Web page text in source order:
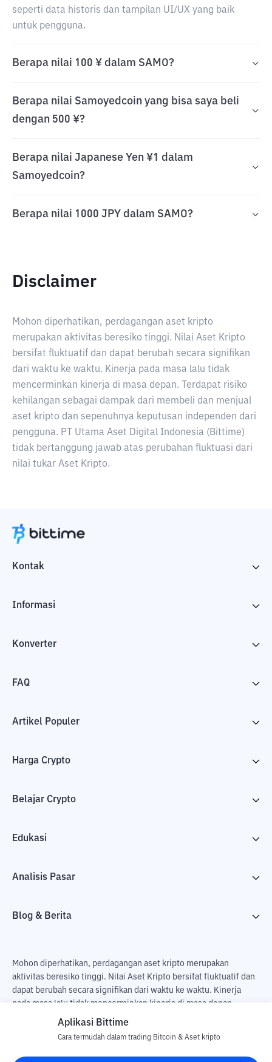
seperti data historis dan tampilan UI/UX yang baik
untuk pengguna.
Berapa nilai 100 ¥ dalam SAMO?
Berapa nilai Samoyedcoin yang bisa saya beli
dengan 500 ¥?
Berapa nilai Japanese Yen ¥1 dalam
Samoyedcoin?
Berapa nilai 1000 JPY dalam SAMO?
Disclaimer
Mohon diperhatikan, perdagangan aset kripto
merupakan aktivitas beresiko tinggi. Nilai Aset Kripto
bersifat fluktuatif dan dapat berubah secara signifikan
dari waktu ke waktu. Kinerja pada masa lalu tidak
mencerminkan kinerja di masa depan. Terdapat risiko
kehilangan sebagai dampak dari membeli dan menjual
aset kripto dan sepenuhnya keputusan independen dari
pengguna. PT Utama Aset Digital Indonesia (Bittime)
tidak bertanggung jawab atas perubahan fluktuasi dari
nilai tukar Aset Kripto.
Kontak
Informasi
Konverter
FAQ
Artikel Populer
Harga Crypto
Belajar Crypto
Edukasi
Analisis Pasar
Blog & Berita
Mohon diperhatikan, perdagangan aset kripto merupakan
aktivitas beresiko tinggi. Nilai Aset Kripto bersifat fluktuatif dan
dapat berubah secara signifikan dari waktu ke waktu. Kinerja
pada masa lalu tidak mencerminkan kinerja di masa depan.
Terdapat risiko kehilangan sebagai dampak dari membeli dan
pengguna. PT Utama Aset Digital Indonesia (Bittime) tidak
bertanggung jawab atas perubahan fluktuasi dari nilai tukar Aset
Aplikasi Bittime
Cara termudah dalam trading Bitcoin & Aset kripto